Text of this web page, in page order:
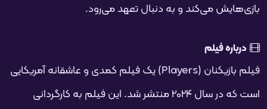
بازی‌هایش می‌کند و به دنبال تعهد می‌رود.
درباره فیلم
فیلم بازیکنان (Players) یک فیلم کمدی و عاشقانه آمریکایی
است که در سال 2024 منتشر شد. این فیلم به کارگردانی